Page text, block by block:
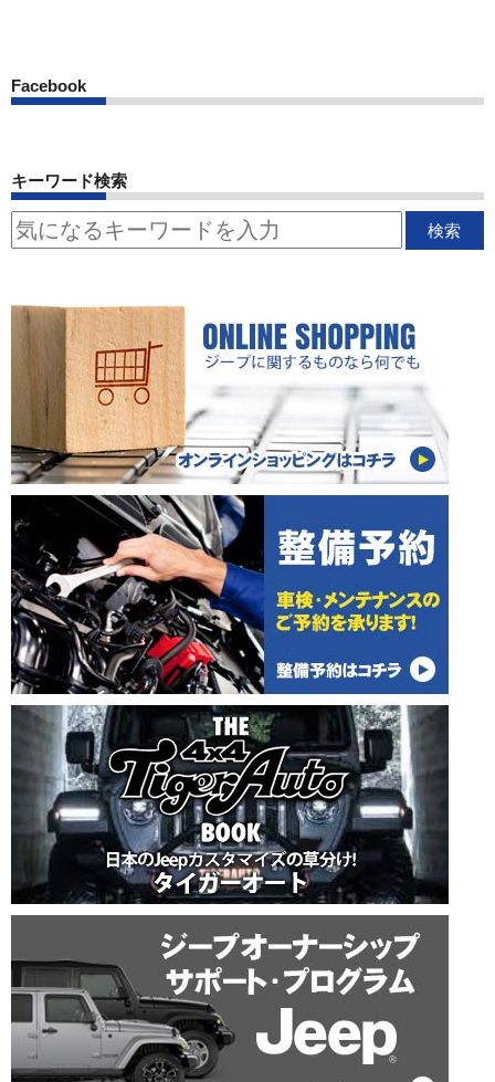
Facebook
キーワード検索